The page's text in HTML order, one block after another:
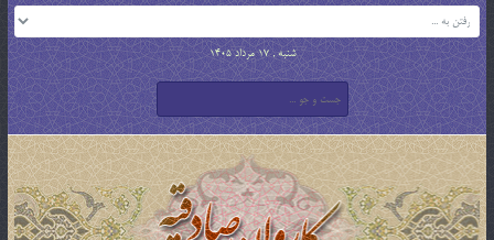
شنبه , 17 مرداد 1405